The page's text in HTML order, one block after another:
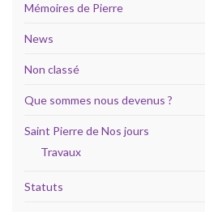
Mémoires de Pierre
News
Non classé
Que sommes nous devenus ?
Saint Pierre de Nos jours
Travaux
Statuts